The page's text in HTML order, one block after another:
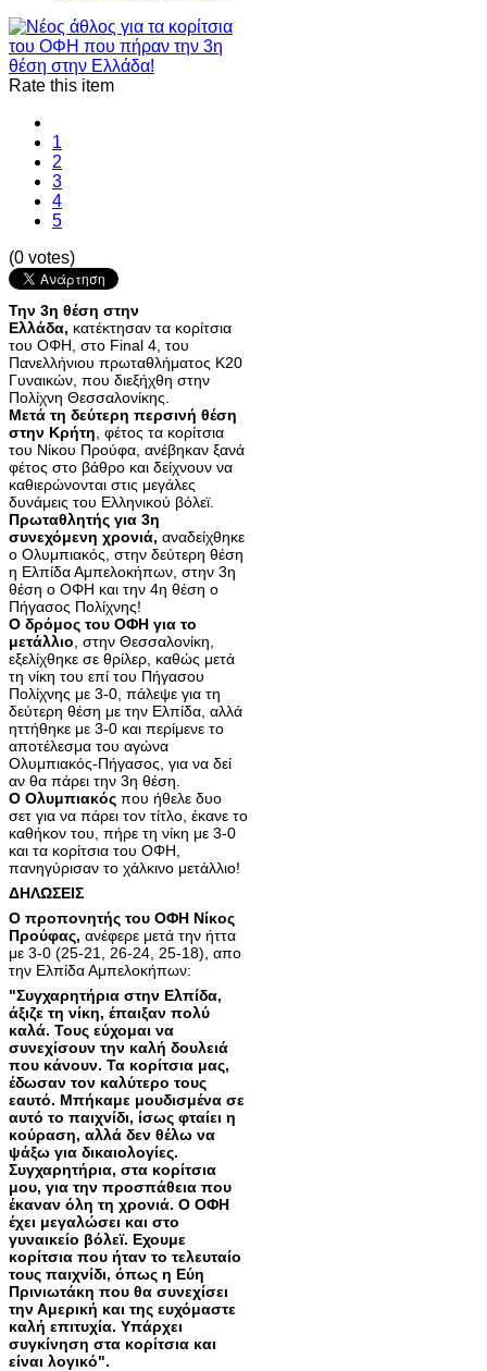
Rate this item
1
2
3
4
5
(0 votes)
Την 3η θέση στην
Ελλάδα, κατέκτησαν τα κορίτσια
του ΟΦΗ, στο Final 4, του
Πανελλήνιου πρωταθλήματος Κ20
Γυναικών, που διεξήχθη στην
Πολίχνη Θεσσαλονίκης.
Μετά τη δεύτερη περσινή θέση
στην Κρήτη , φέτος τα κορίτσια
του Νίκου Προύφα, ανέβηκαν ξανά
φέτος στο βάθρο και δείχνουν να
καθιερώνονται στις μεγάλες
δυνάμεις του Ελληνικού βόλεϊ.
Πρωταθλητής για 3η
συνεχόμενη χρονιά, αναδείχθηκε
ο Ολυμπιακός, στην δεύτερη θέση
η Ελπίδα Αμπελοκήπων, στην 3η
θέση ο ΟΦΗ και την 4η θέση ο
Πήγασος Πολίχνης!
Ο δρόμος του ΟΦΗ για το
μετάλλιο , στην Θεσσαλονίκη,
εξελίχθηκε σε θρίλερ, καθώς μετά
τη νίκη του επί του Πήγασου
Πολίχνης με 3-0, πάλεψε για τη
δεύτερη θέση με την Ελπίδα, αλλά
ηττήθηκε με 3-0 και περίμενε το
αποτέλεσμα του αγώνα
Ολυμπιακός-Πήγασος, για να δεί
αν θα πάρει την 3η θέση.
Ο Ολυμπιακός που ήθελε δυο
σετ για να πάρει τον τίτλο, έκανε το
καθήκον του, πήρε τη νίκη με 3-0
και τα κορίτσια του ΟΦΗ,
πανηγύρισαν το χάλκινο μετάλλιο!
ΔΗΛΩΣΕΙΣ
Ο προπονητής του ΟΦΗ Νίκος
Προύφας, ανέφερε μετά την ήττα
με 3-0 (25-21, 26-24, 25-18), απο
την Ελπίδα Αμπελοκήπων:
"Συγχαρητήρια στην Ελπίδα,
άξιζε τη νίκη, έπαιξαν πολύ
καλά. Τους εύχομαι να
συνεχίσουν την καλή δουλειά
που κάνουν. Τα κορίτσια μας,
έδωσαν τον καλύτερο τους
εαυτό. Mπήκαμε μουδισμένα σε
αυτό το παιχνίδι, ίσως φταίει η
κούραση, αλλά δεν θέλω να
ψάξω για δικαιολογίες.
Συγχαρητήρια, στα κορίτσια
μου, για την προσπάθεια που
έκαναν όλη τη χρονιά. Ο ΟΦΗ
έχει μεγαλώσει και στο
γυναικείο βόλεϊ. Εχουμε
κορίτσια που ήταν το τελευταίο
τους παιχνίδι, όπως η Εύη
Πρινιωτάκη που θα συνεχίσει
την Αμερική και της ευχόμαστε
καλή επιτυχία. Υπάρχει
συγκίνηση στα κορίτσια και
είναι λογικό".